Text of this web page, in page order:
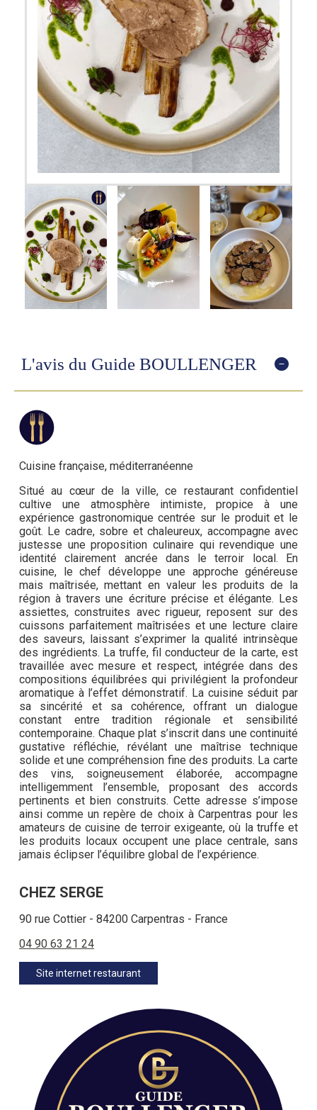
L'avis du Guide BOULLENGER
Cuisine française, méditerranéenne
Situé au cœur de la ville, ce restaurant confidentiel
cultive une atmosphère intimiste, propice à une
expérience gastronomique centrée sur le produit et le
goût. Le cadre, sobre et chaleureux, accompagne avec
justesse une proposition culinaire qui revendique une
identité clairement ancrée dans le terroir local. En
cuisine, le chef développe une approche généreuse
mais maîtrisée, mettant en valeur les produits de la
région à travers une écriture précise et élégante. Les
assiettes, construites avec rigueur, reposent sur des
cuissons parfaitement maîtrisées et une lecture claire
des saveurs, laissant s’exprimer la qualité intrinsèque
des ingrédients. La truffe, fil conducteur de la carte, est
travaillée avec mesure et respect, intégrée dans des
compositions équilibrées qui privilégient la profondeur
aromatique à l’effet démonstratif. La cuisine séduit par
sa sincérité et sa cohérence, offrant un dialogue
constant entre tradition régionale et sensibilité
contemporaine. Chaque plat s’inscrit dans une continuité
gustative réfléchie, révélant une maîtrise technique
solide et une compréhension fine des produits. La carte
des vins, soigneusement élaborée, accompagne
intelligemment l’ensemble, proposant des accords
pertinents et bien construits. Cette adresse s’impose
ainsi comme un repère de choix à Carpentras pour les
amateurs de cuisine de terroir exigeante, où la truffe et
les produits locaux occupent une place centrale, sans
jamais éclipser l’équilibre global de l’expérience.
CHEZ SERGE
90 rue Cottier - 84200 Carpentras - France
04 90 63 21 24
Site internet restaurant